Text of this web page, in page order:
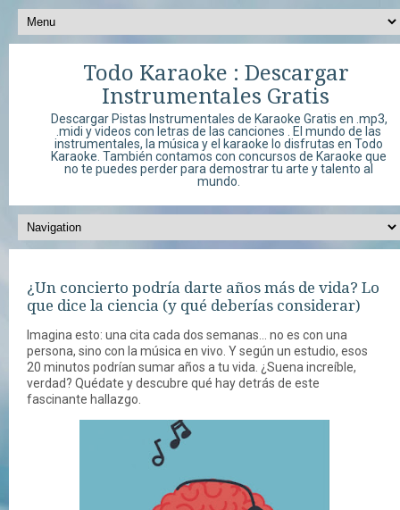
Todo Karaoke : Descargar
Instrumentales Gratis
Descargar Pistas Instrumentales de Karaoke Gratis en .mp3,
.midi y videos con letras de las canciones . El mundo de las
instrumentales, la música y el karaoke lo disfrutas en Todo
Karaoke. También contamos con concursos de Karaoke que
no te puedes perder para demostrar tu arte y talento al
mundo.
¿Un concierto podría darte años más de vida? Lo
que dice la ciencia (y qué deberías considerar)
Imagina esto: una cita cada dos semanas... no es con una
persona, sino con la música en vivo. Y según un estudio, esos
20 minutos podrían sumar años a tu vida. ¿Suena increíble,
verdad? Quédate y descubre qué hay detrás de este
fascinante hallazgo.